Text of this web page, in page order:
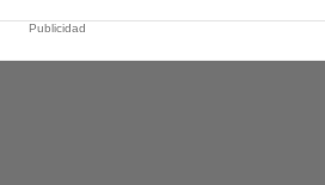
Publicidad